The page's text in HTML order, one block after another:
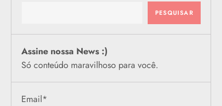
PESQUISAR
Assine nossa News :)
Só conteúdo maravilhoso para você.
Email*